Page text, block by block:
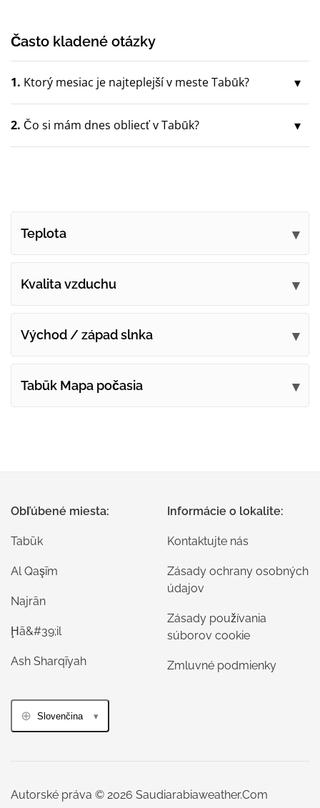
Často kladené otázky
1. Ktorý mesiac je najteplejší v meste Tabūk?
2. Čo si mám dnes obliecť v Tabūk?
Teplota
Kvalita vzduchu
Východ / západ slnka
Tabūk Mapa počasia
Obľúbené miesta:
Tabūk
Al Qaşīm
Najrān
Ḩā&#39;il
Ash Sharqīyah
Informácie o lokalite:
Kontaktujte nás
Zásady ochrany osobných
údajov
Zásady používania
súborov cookie
Zmluvné podmienky
Slovenčina
Autorské práva © 2026 Saudiarabiaweather.Com